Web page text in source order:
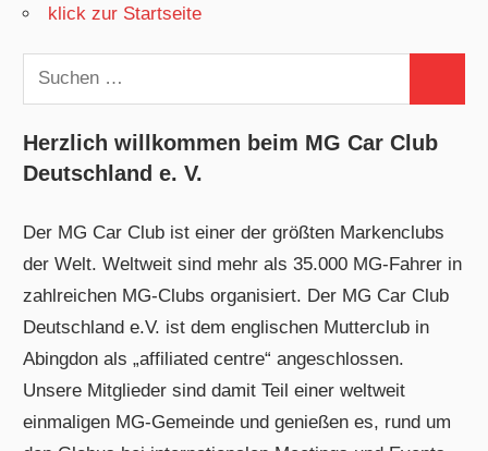
klick zur Startseite
Suchen
nach:
Herzlich willkommen beim MG Car Club
Deutschland e. V.
Der MG Car Club ist einer der größten Markenclubs
der Welt. Weltweit sind mehr als 35.000 MG-Fahrer in
zahlreichen MG-Clubs organisiert. Der MG Car Club
Deutschland e.V. ist dem englischen Mutterclub in
Abingdon als „affiliated centre“ angeschlossen.
Unsere Mitglieder sind damit Teil einer weltweit
einmaligen MG-Gemeinde und genießen es, rund um